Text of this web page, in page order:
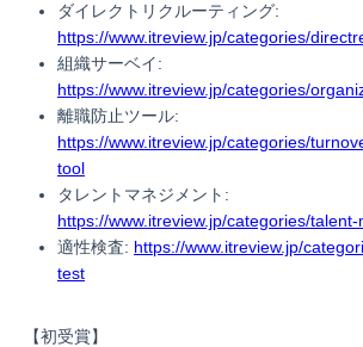
ダイレクトリクルーティング:
https://www.itreview.jp/categories/
組織サーベイ:
https://www.itreview.jp/categories/
離職防止ツール:
https://www.itreview.jp/categories/
tool
タレントマネジメント:
https://www.itreview.jp/categories/
適性検査: https://www.itreview.jp/
test
【初受賞】